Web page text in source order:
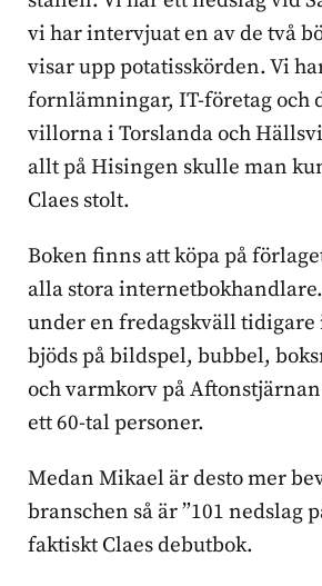
vi har intervjuat en av de två
visar upp potatisskörden. Vi
fornlämningar, IT-företag och
villorna i Torslanda och
allt på Hisingen skulle man
Claes stolt.
Boken finns att köpa på
alla stora
under en fredagskväll tidigare
bjöds på bildspel, bubbel,
och varmkorv på
ett 60-tal personer.
Medan Mikael är desto mer
branschen så är ”101 nedslag
faktiskt Claes debutbok.